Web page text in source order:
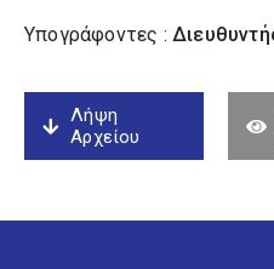
Υπογράφοντες :
Λήψη
Αρχείου